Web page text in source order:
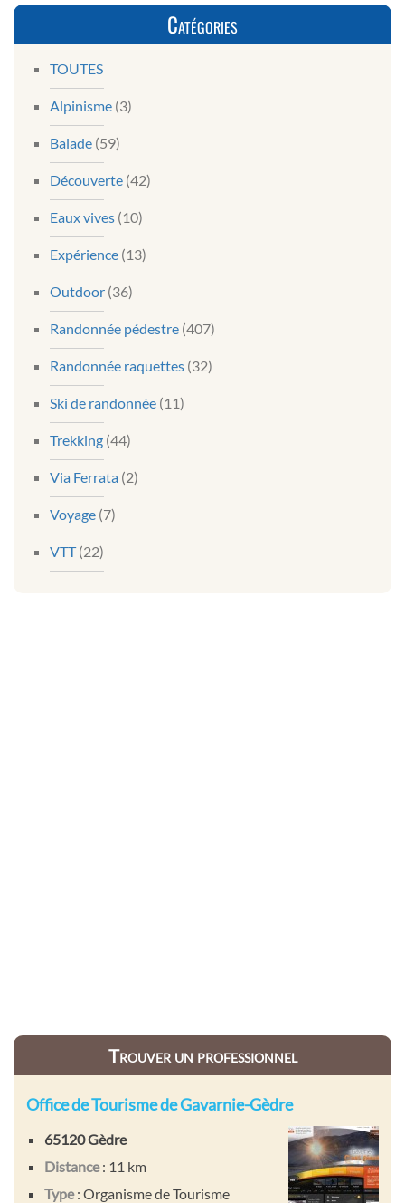
Catégories
TOUTES
Alpinisme (3)
Balade (59)
Découverte (42)
Eaux vives (10)
Expérience (13)
Outdoor (36)
Randonnée pédestre (407)
Randonnée raquettes (32)
Ski de randonnée (11)
Trekking (44)
Via Ferrata (2)
Voyage (7)
VTT(22)
Trouver un professionnel
Office de Tourisme de Gavarnie-Gèdre
65120 Gèdre
Distance: 11 km
Type: Organisme de Tourisme